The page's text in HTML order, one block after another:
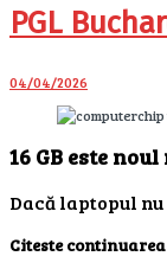
PGL
04/04/2026
16 GB este
Dacă laptopul
Citeste